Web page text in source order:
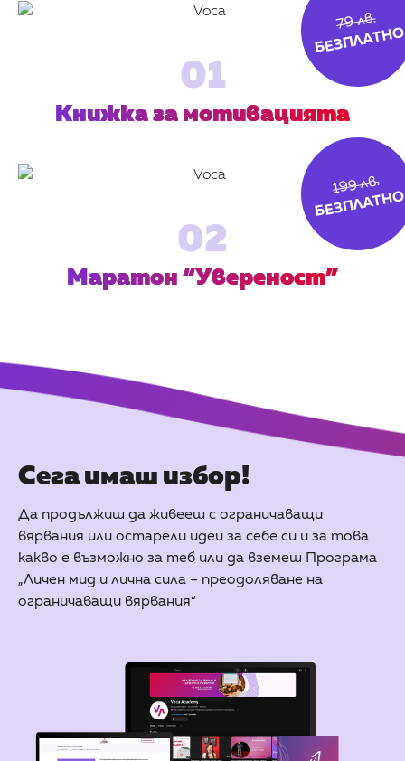
79 лв.
БЕЗПЛАТНО
01
Книжка за мотивацията
199 лв.
БЕЗПЛАТНО
02
Маратон “Увереност”
Сега имаш избор!
Да продължиш да живееш с ограничаващи
вярвания или остарели идеи за себе си и за това
какво е възможно за теб или да вземеш Програма
„Личен мид и лична сила – преодоляване на
ограничаващи вярвания“